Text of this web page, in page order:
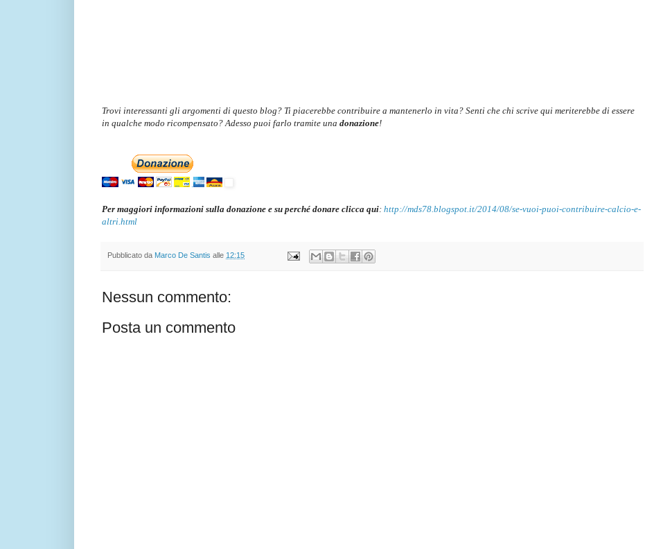
Trovi interessanti gli argomenti di questo blog? Ti piacerebbe contribuire a mantenerlo in vita? Senti che chi scrive qui meriterebbe di essere
in qualche modo ricompensato? Adesso puoi farlo tramite una donazione!
Per maggiori informazioni sulla donazione e su perché donare clicca qui: http://mds78.blogspot.it/2014/08/se-vuoi-puoi-contribuire-calcio-e-
altri.html
Pubblicato da Marco De Santis alle 12:15
Nessun commento:
Posta un commento